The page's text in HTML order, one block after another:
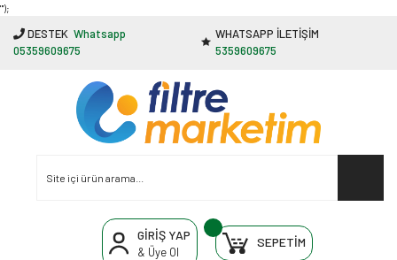
"');
DESTEK Whatsapp
05359609675
WHATSAPP İLETİŞİM
5359609675
GİRİŞ YAP
& Üye Ol
SEPETİM